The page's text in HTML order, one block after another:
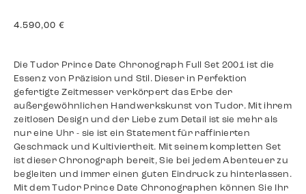
4.590,00 €
Die Tudor Prince Date Chronograph Full Set 2001 ist die
Essenz von Präzision und Stil. Dieser in Perfektion
gefertigte Zeitmesser verkörpert das Erbe der
außergewöhnlichen Handwerkskunst von Tudor. Mit ihrem
zeitlosen Design und der Liebe zum Detail ist sie mehr als
nur eine Uhr - sie ist ein Statement für raffinierten
Geschmack und Kultiviertheit. Mit seinem kompletten Set
ist dieser Chronograph bereit, Sie bei jedem Abenteuer zu
begleiten und immer einen guten Eindruck zu hinterlassen.
Mit dem Tudor Prince Date Chronographen können Sie Ihr